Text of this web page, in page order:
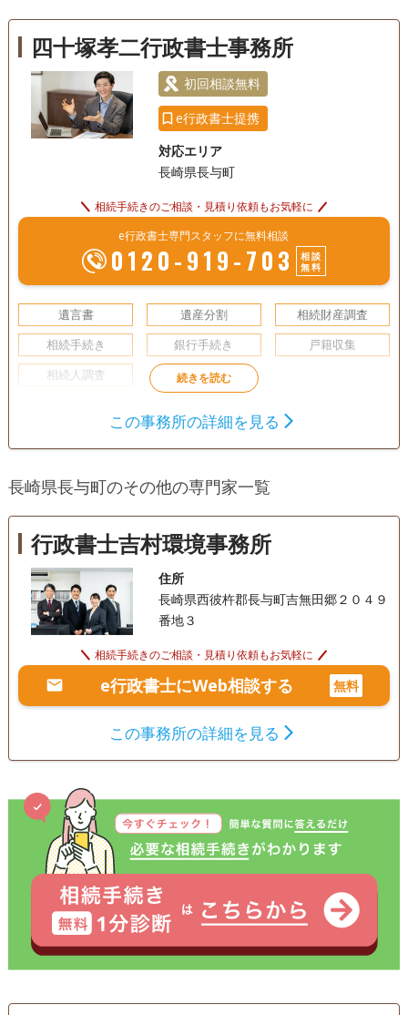
銀行手続き
戸籍収集
電話相談可 訪問可 土日相談可 初回相談無料
18時以降相談可 オンライン面談可 事務所面談可
四十塚孝二行政書士事務所
初回相談無料
e行政書士提携
対応エリア
長崎県長与町
相続手続きのご相談・見積り依頼もお気軽に
e行政書士専門スタッフに無料相談
0120-919-703
相談
無料
遺言書 遺産分割
相続財産調査
相続手続き
銀行手続き
戸籍収集
相続人調査
この事務所の詳細を見る
長崎県長与町のその他の専門家一覧
行政書士吉村環境事務所
住所
長崎県西彼杵郡長与町吉無田郷２０４９
番地３
相続手続きのご相談・見積り依頼もお気軽に
e行政書士にWeb相談する 無料
この事務所の詳細を見る